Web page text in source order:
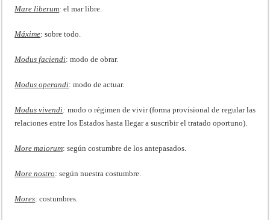
Mare liberum:el mar libre.
Máxime: sobre todo.
Modus faciendi: modo de obrar.
Modus operandi: modo de actuar.
Modus vivendi : modo o régimen de vivir (forma provisional de regular las
relaciones entre los Estados hasta llegar a suscribir el tratado oportuno).
More maiorum: según costumbre de los antepasados.
More nostro: según nuestra costumbre.
Mores: costumbres.